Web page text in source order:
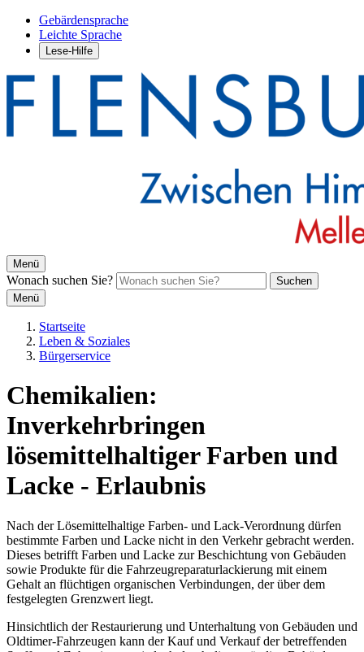
Gebärdensprache
Leichte Sprache
Lese-Hilfe
Menü
Wonach suchen Sie?
Suchen
Menü
Startseite
Leben & Soziales
Bürgerservice
Chemikalien:
Inverkehrbringen
lösemittelhaltiger Farben und
Lacke - Erlaubnis
Nach der Lösemittelhaltige Farben- und Lack-Verordnung dürfen
bestimmte Farben und Lacke nicht in den Verkehr gebracht werden.
Dieses betrifft Farben und Lacke zur Beschichtung von Gebäuden
sowie Produkte für die Fahrzeugreparaturlackierung mit einem
Gehalt an flüchtigen organischen Verbindungen, der über dem
festgelegten Grenzwert liegt.
Hinsichtlich der Restaurierung und Unterhaltung von Gebäuden und
Oldtimer-Fahrzeugen kann der Kauf und Verkauf der betreffenden